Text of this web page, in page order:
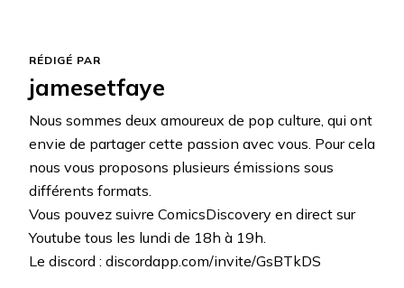
RÉDIGÉ PAR
jamesetfaye
Nous sommes deux amoureux de pop culture, qui ont
envie de partager cette passion avec vous. Pour cela
nous vous proposons plusieurs émissions sous
différents formats.
Vous pouvez suivre ComicsDiscovery en direct sur
Youtube tous les lundi de 18h à 19h.
Le discord : discordapp.com/invite/GsBTkDS